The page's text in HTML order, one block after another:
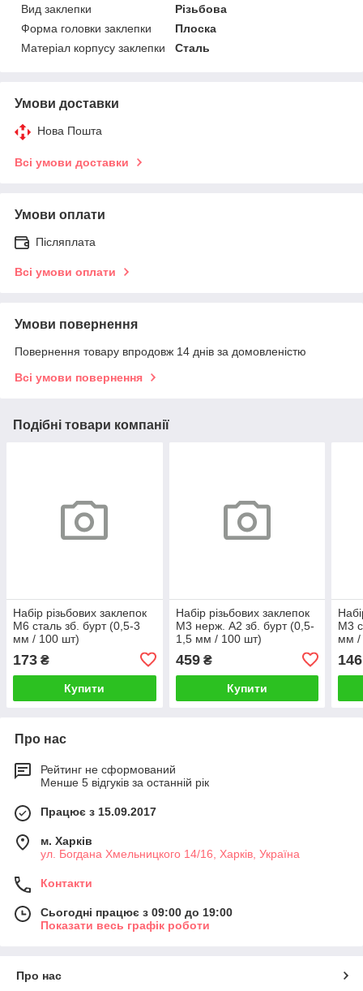
Вид заклепки
Різьбова
Форма головки заклепки
Плоска
Матеріал корпусу заклепки
Сталь
Умови доставки
Нова Пошта
Всі умови доставки
Умови оплати
Післяплата
Всі умови оплати
Умови повернення
Повернення товару впродовж 14 днів за домовленістю
Всі умови повернення
Подібні товари компанії
Набір різьбових заклепок
M6 сталь зб. бурт (0,5-3
мм / 100 шт)
173 ₴
Купити
Набір різьбових заклепок
M3 нерж. А2 зб. бурт (0,5-
1,5 мм / 100 шт)
459₴
Купити
M3
мм /
146
Про нас
Рейтинг не сформований
Менше 5 відгуків за останній рік
Працює з 15.09.2017
м. Харків
ул. Богдана Хмельницкого 14/16, Харків, Україна
Контакти
Сьогодні працює з 09:00 до 19:00
Показати весь графік роботи
Про нас